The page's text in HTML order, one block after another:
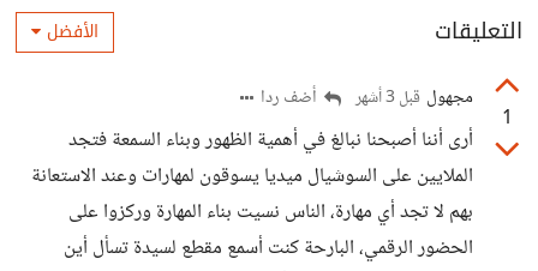
التعليقات الأفضل
1
مجهول قبل 3 أشهر أضف ردا
أرى أننا أصبحنا نبالغ في أهمية الظهور وبناء السمعة فتجد
الملايين على السوشيال ميديا يسوقون لمهارات وعند الاستعانة
بهم لا تجد أي مهارة، الناس نسيت بناء المهارة وركزوا على
الحضور الرقمي، البارحة كنت أسمع مقطع لسيدة تسأل أين